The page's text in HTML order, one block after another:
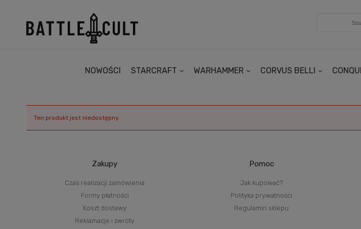
NOWOŚCI STARCRAFT WARHAMMER CORVUS BELLI
Ten produkt jest niedostępny.
Zakupy
Czas realizacji zamówienia
Formy płatności
Koszt dostawy
Reklamacje i zwroty
Pomoc
Jak kupować?
Polityka prywatności
Regulamin sklepu